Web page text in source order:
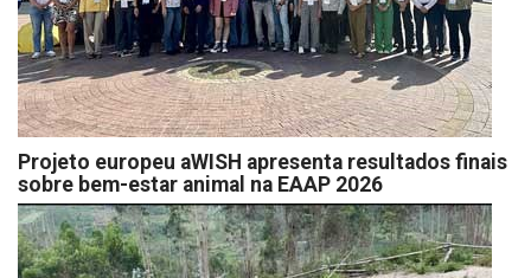
Projeto europeu aWISH apresenta resultados finais
sobre bem-estar animal na EAAP 2026